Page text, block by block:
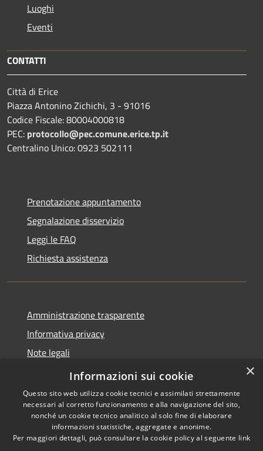
Luoghi
Eventi
CONTATTI
Città di Erice
Piazza Antonino Zichichi, 3 - 91016
Codice Fiscale: 80004000818
PEC: protocollo@pec.comune.erice.tp.it
Centralino Unico: 0923 502111
Prenotazione appuntamento
Segnalazione disservizio
Leggi le FAQ
Richiesta assistenza
Amministrazione trasparente
Informativa privacy
Note legali
Dichiarazione di accessibilità
Accessibilità
Copyright © 2026 • Città di
Erice • Powered by
×
Informazioni sui cookie
Questo sito web utilizza cookie tecnici e assimilati strettamente
necessari al corretto funzionamento e alla navigazione del sito,
nonché un cookie tecnico analitico al solo fine di elaborare
informazioni statistiche, aggregate e anonime.
Per maggiori dettagli, può consultare la cookie policy al seguente link